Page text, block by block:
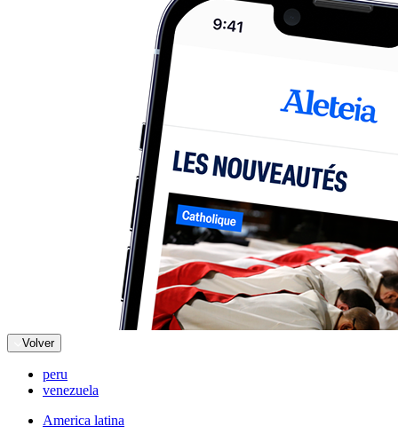
Volver
peru
venezuela
America latina